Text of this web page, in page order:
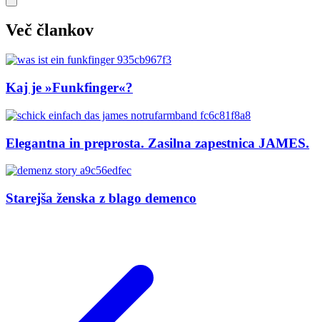
Več člankov
Kaj je »Funkfinger«?
Elegantna in preprosta. Zasilna zapestnica JAMES.
Starejša ženska z blago demenco